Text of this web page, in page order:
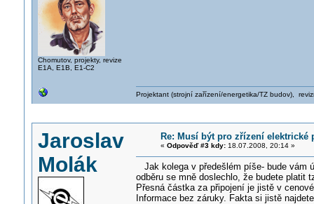
Chomutov, projekty, revize
E1A, E1B, E1-C2
Projektant (strojní zařízení/energetika/TZ budov),
Jaroslav
Molák
Re: Musí být pro zřízení
« Odpověď #3 kdy:18.07.2008, 20:14 »
Jak kolega v předešlém píše- bude vám
odběru se mně doslechlo, že budete platit
Přesná částka za připojení je jistě v
Informace bez záruky. Fakta si jistě